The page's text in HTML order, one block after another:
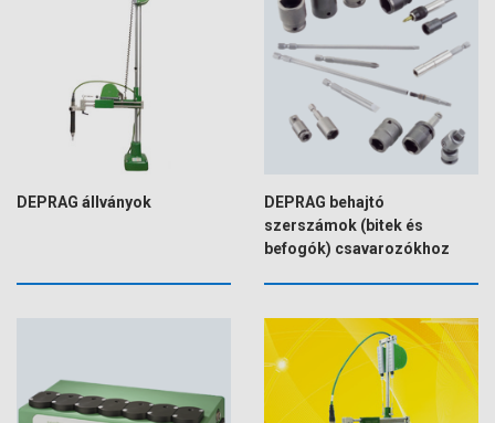
DEPRAG állványok
DEPRAG behajtó
szerszámok (bitek és
befogók) csavarozókhoz